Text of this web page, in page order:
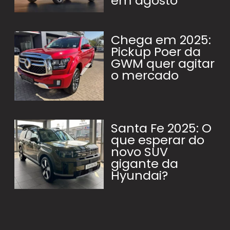
Chega em 2025:
Pickup Poer da
GWM quer agitar
o mercado
Santa Fe 2025: O
que esperar do
novo SUV
gigante da
Hyundai?